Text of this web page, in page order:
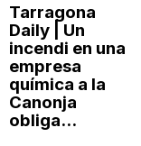
Tarragona
Daily | Un
incendi en una
empresa
química a la
Canonja
obliga...